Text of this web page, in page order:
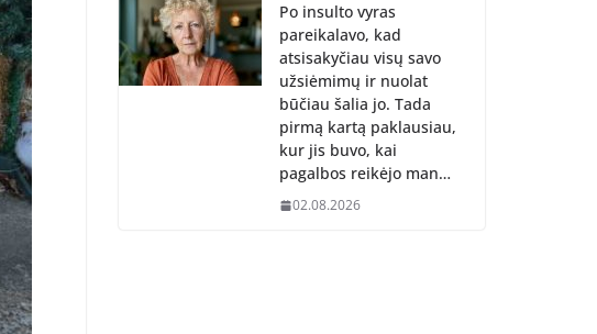
Po insulto vyras
pareikalavo, kad
atsisakyčiau visų savo
užsiėmimų ir nuolat
būčiau šalia jo. Tada
pirmą kartą paklausiau,
kur jis buvo, kai
pagalbos reikėjo man…
02.08.2026